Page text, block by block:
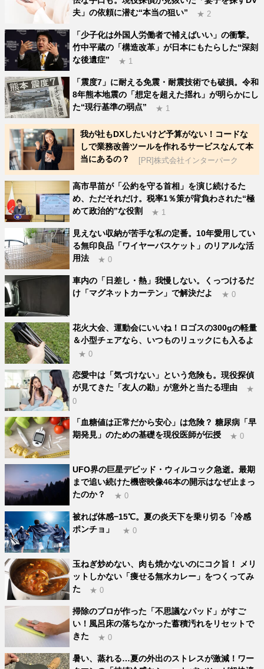
夫」の依頼に潜む“本当の狙い”
★ 2
「少子化は外国人労働者で補えばいい」の衝撃。
竹中平蔵の「構造改革」が日本にもたらした“深刻
な後遺症”
★ 1
「震度7」に耐える免震・耐震技術でも破損。令和
8年熊本地震の「想定を超えた揺れ」が明らかにし
た“現行基準の弱点”
★ 1
我が社もDXしたいけど予算がない！コードな
しで業務改善ツールを作れるサービスなんて本
当にあるの？
[PR]株式会社インターパーク
高市早苗が「公約を守る首相」を演じ続けるた
め、ただそれだけ。税率1％策が背負わされた“極
めて政治的”な役割
★ 1
見えない収納が苦手な私の定番。10年愛用してい
る無印良品「ワイヤーバスケット」のリアルな活
用法
★ 0
車内の「日差し・熱」我慢しない。くっつけるだ
け「マグネットカーテン」で解決だよ
★ 0
花火大会、運動会にいいね！ロゴスの300gの軽量
＆小型チェアなら、いつものリュックにも入るよ
★ 0
恋愛中は「気づけない」という危険も。現役探偵
が見てきた「友人の勘」が意外と当たる理由
★
0
「血糖値は正常だから安心」は危険？ 糖尿病「早
期発見」のための基礎を現役医師が伝授
★ 0
UFO界の巨星デビッド・ウィルコック急逝。最期
まで追い続けた機密映像46本の開示はなぜ止まっ
たのか？
★ 0
被れば体感−15℃。夏の炎天下を乗り切る「冷感
ポンチョ」
★ 0
玉ねぎ炒めない、肉も焼かないのにコク旨！ メリ
ットしかない「痩せる無水カレー」をつくってみ
た
★ 0
掃除のプロが作った「不思議なパッド」がすご
い！風呂床の落ちなかった蓄積汚れをリセットで
きた
★ 0
暑い、蒸れる…夏の外出のストレスが激減！ワー